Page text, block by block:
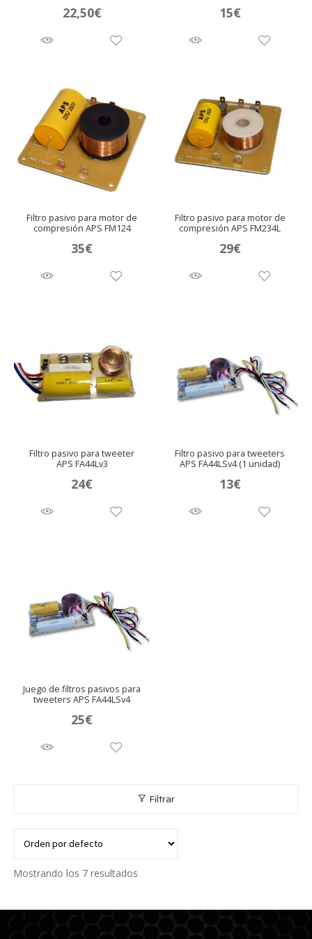
22,50€ 15€
Filtro pasivo para motor de
compresión APS FM124
35€
Filtro pasivo para motor de
compresión APS FM234L
29€
Filtro pasivo para tweeter
APS FA44Lv3
24€
Filtro pasivo para tweeters
APS FA44LSv4 (1 unidad)
13€
Juego de filtros pasivos para
tweeters APS FA44LSv4
25€
Filtrar
Mostrando los 7 resultados